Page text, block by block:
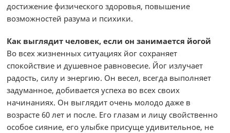
достижение физического здоровья, повышение
возможностей разума и психики.
Как выглядит человек, если он занимается йогой
Во всех жизненных ситуациях йог сохраняет
спокойствие и душевное равновесие. Йог излучает
радость, силу и энергию. Он весел, всегда выполняет
задуманное, добивается успеха во всех своих
начинаниях. Он выглядит очень молодо даже в
возрасте 60 лет и после. Его глазам и лицу свойственно
особое сияние, его улыбке присуще удивительное, не